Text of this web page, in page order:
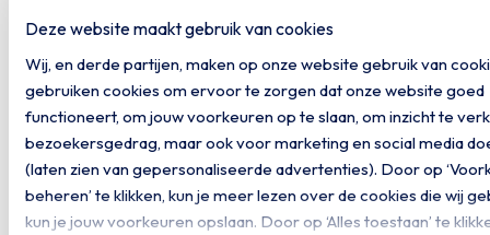
Deze website maakt gebruik van cookies
Wij, en derde partijen, maken op onze website gebruik van
gebruiken cookies om ervoor te zorgen dat onze website goed
functioneert, om jouw voorkeuren op te slaan, om inzicht te
bezoekersgedrag, maar ook voor marketing en social media
(laten zien van gepersonaliseerde advertenties). Door op
beheren’ te klikken, kun je meer lezen over de cookies die wij
kun je jouw voorkeuren opslaan. Door op ‘Alles toestaan’ te
meer vertrouwen in digitale patiëntenzorg, in
publieke diensten tot snellere acceptatie van
AI, en in het bedrijfsleven tot een reputatie als
betrouwbare databeheerder.
Met Private AI groeit compliance uit tot iets
groters: een manier om ethische innovatie en
klantvertrouwen te verbinden.